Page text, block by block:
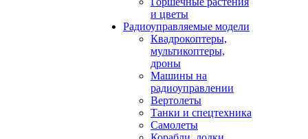
и цветы
Радиоуправляемые модели
Квадрокоптеры,
мультикоптеры,
дроны
Машины на
радиоуправлении
Вертолеты
Танки и спецтехника
Самолеты